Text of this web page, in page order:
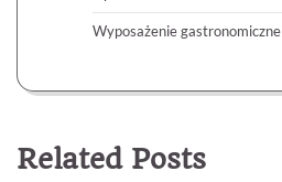
Wyposażenie gastronomiczne
Related Posts